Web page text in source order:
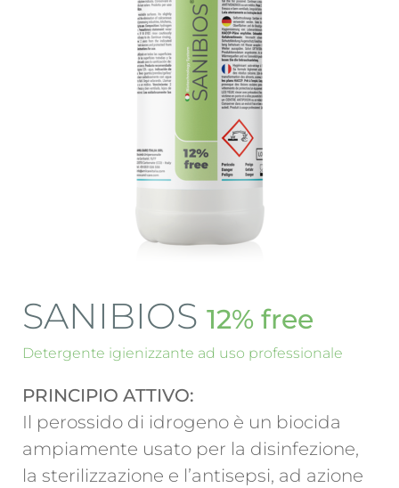
SANIBIOS 12% free
Detergente igienizzante ad uso professionale
PRINCIPIO ATTIVO:
Il perossido di idrogeno è un biocida
ampiamente usato per la disinfezione,
la sterilizzazione e l’antisepsi, ad azione